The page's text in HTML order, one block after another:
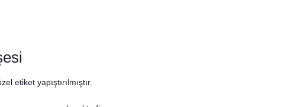
etiket yapıştırılmıştır.